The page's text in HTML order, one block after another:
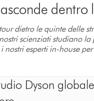
dentro
dietro le quinte delle
scienziati studiano la
nostri esperti in-house
Dyson